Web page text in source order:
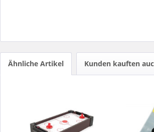
Ähnliche Artikel Kunden kauften